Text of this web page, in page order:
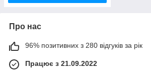
Про нас
96% позитивних з 280 відгуків за рік
Працює з 21.09.2022